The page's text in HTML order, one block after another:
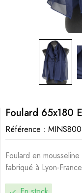
Foulard 65x180
Référence : MINS800
Foulard en
fabriqué à Lyon-France